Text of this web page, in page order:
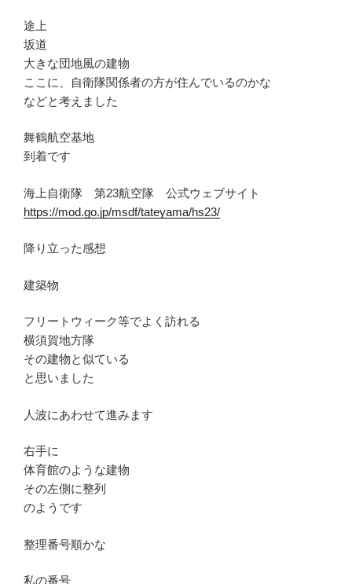
途上
坂道
大きな団地風の建物
ここに、自衛隊関係者の方が住んでいるのかな
などと考えました
舞鶴航空基地
到着です
海上自衛隊 第23航空隊 公式ウェブサイト
https://mod.go.jp/msdf/tateyama/hs23/
降り立った感想
建築物
フリートウィーク等でよく訪れる
横須賀地方隊
その建物と似ている
と思いました
人波にあわせて進みます
右手に
体育館のような建物
その左側に整列
のようです
整理番号順かな
私の番号